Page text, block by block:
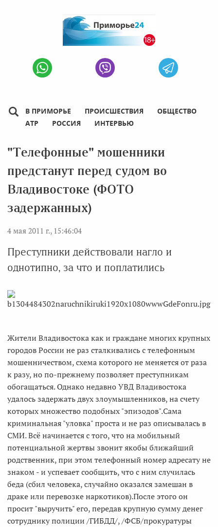
В ПРИМОРЬЕ ПРОИСШЕСТВИЯ
ОБЩЕСТВО
АТР
РОССИЯ ИНТЕРВЬЮ
"Телефонные" мошенники
предстанут перед судом во
Владивостоке (ФОТО
задержанных)
4 мая 2011 г., 15:46:04
Преступники действовали нагло и
однотипно, за что и поплатились
Жители Владивостока как и граждане многих крупных
городов России не раз сталкивались с телефонным
мошенничеством, схема которого не меняется от раза
к разу, но по-прежнему позволяет преступникам
обогащаться. Однако недавно УВД Владивостока
удалось задержать двух злоумышленников, на счету
которых множество подобных "эпизодов".Сама
криминальная "уловка" проста и не раз описывалась в
СМИ. Всё начинается с того, что на мобильный
потенциальной жертвы звонит якобы ближайший
родственник, при этом телефонный номер адресату не
знаком - и успевает сообщить, что с ним случилась
беда (сбил человека, случайно оказался замешан в
драке или перевозке наркотиков).После этого он
просит "выручить" его, передав крупную сумму денег
сотруднику полиции /ГИБДД/, /ФСБ/прокуратуры